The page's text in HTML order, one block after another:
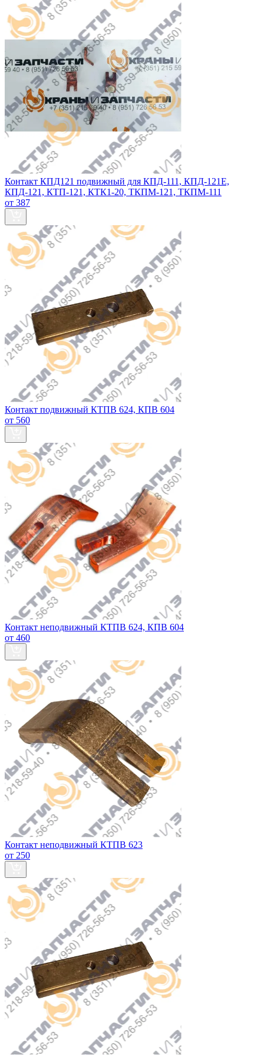
Контакт КПД121 подвижный для КПД-111, КПД-121Е,
КПД-121, КТП-121, КТК1-20, ТКПМ-121, ТКПМ-111
от 387
Контакт подвижный КТПВ 624, КПВ 604
от 560
Контакт неподвижный КТПВ 624, КПВ 604
от 460
Контакт неподвижный КТПВ 623
от 250